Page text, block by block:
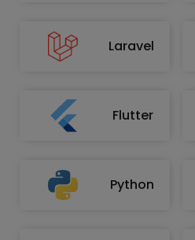
Laravel
Flutter
Python